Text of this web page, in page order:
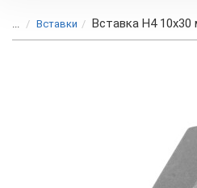
... Вставки Вставка H4 10x30